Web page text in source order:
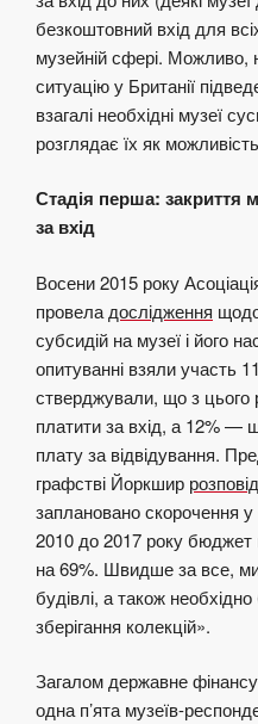
безкоштовний вхід для
музейній сфері. Можливо,
ситуацію у Британії
взагалі необхідні музеї
розглядає їх як
Стадія перша: закриття
за вхід
Восени 2015 року
провела дослідження
субсидій на музеї і його
опитуванні взяли участь
стверджували, що з цього
платити за вхід, а 12% —
плату за відвідування.
графстві Йоркшир
заплановано скорочення
2010 до 2017 року
на 69%. Швидше за все,
будівлі, а також
зберігання колекцій».
Загалом державне
одна п’ята музеїв-